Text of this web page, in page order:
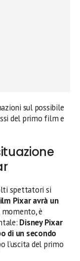
sul possibile
del primo film e
spettatori si
Pixar avrà un
è
Disney Pixar
di un secondo
l’uscita del primo